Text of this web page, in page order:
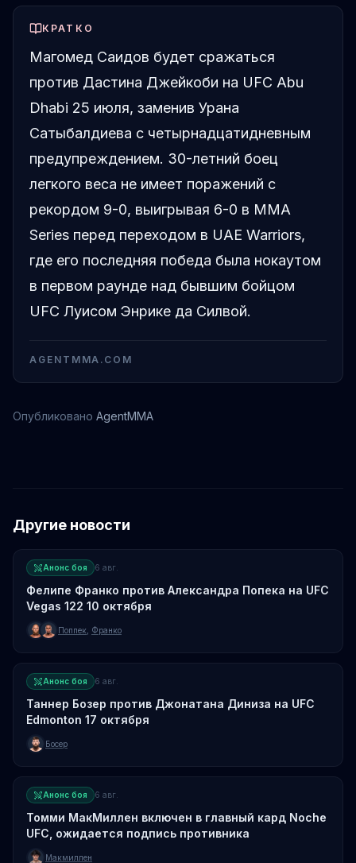
КРАТКО
Магомед Саидов будет сражаться
против Дастина Джейкоби на UFC Abu
Dhabi 25 июля, заменив Урана
Сатыбалдиева с четырнадцатидневным
предупреждением. 30-летний боец
легкого веса не имеет поражений с
рекордом 9-0, выигрывая 6-0 в MMA
Series перед переходом в UAE Warriors,
где его последняя победа была нокаутом
в первом раунде над бывшим бойцом
UFC Луисом Энрике да Силвой.
AGENTMMA.COM
Опубликовано AgentMMA
Другие новости
Анонс боя 6 авг.
Фелипе Франко против Александра Попека на UFC
Vegas 122 10 октября
Поппек Франко
Анонс боя 6 авг.
Таннер Бозер против Джонатана Диниза на UFC
Edmonton 17 октября
Босер
Анонс боя 6 авг.
Томми МакМиллен включен в главный кард Noche
UFC, ожидается подпись противника
Макмиллен